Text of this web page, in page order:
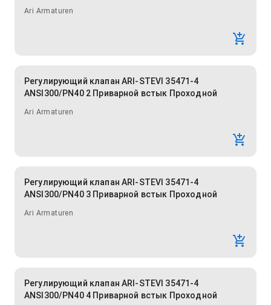
Ari Armaturen
Регулирующий клапан ARI-STEVI 35471-4
ANSI300/PN40 2 Приварной встык Проходной
Ari Armaturen
Регулирующий клапан ARI-STEVI 35471-4
ANSI300/PN40 3 Приварной встык Проходной
Ari Armaturen
Регулирующий клапан ARI-STEVI 35471-4
ANSI300/PN40 4 Приварной встык Проходной